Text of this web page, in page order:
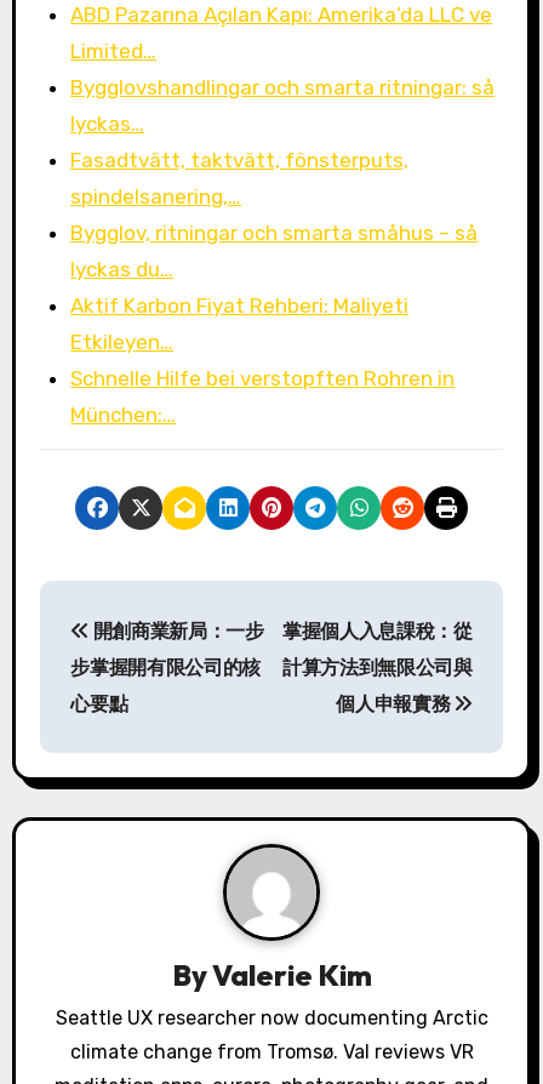
ABD Pazarına Açılan Kapı: Amerika’da LLC ve
Limited…
Bygglovshandlingar och smarta ritningar: så
lyckas…
Fasadtvätt, taktvätt, fönsterputs,
spindelsanering,…
Bygglov, ritningar och smarta småhus – så
lyckas du…
Aktif Karbon Fiyat Rehberi: Maliyeti
Etkileyen…
Schnelle Hilfe bei verstopften Rohren in
München:…
P
t
n
g
開創商業新局：一步
步掌握開有限公司的核
心要點
掌握個人入息課稅：從
計算方法到無限公司與
個人申報實務
ByValerie Kim
Seattle UX researcher now documenting Arctic
climate change from Tromsø. Val reviews VR